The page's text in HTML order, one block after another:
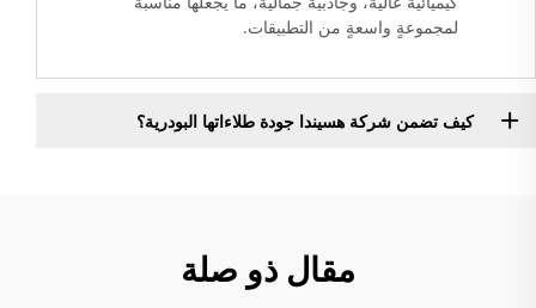
لمجموعةٍ واسعةٍ من التطبيقات.
كيف تضمن شركة هسيندا جودة طلاءاتها البودرية؟
مقال ذو صلة